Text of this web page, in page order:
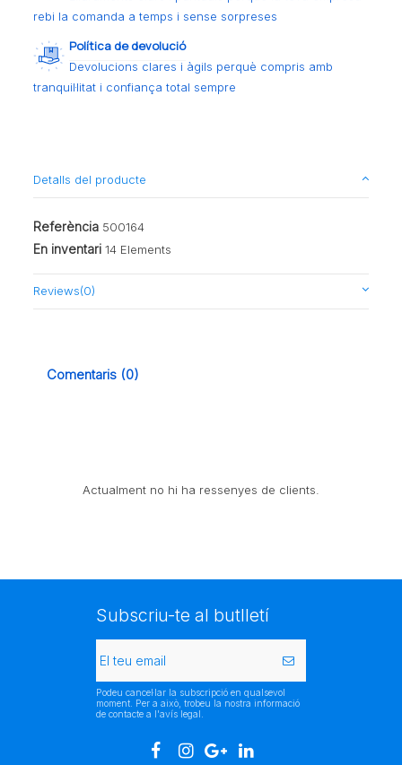
rebi la comanda a temps i sense sorpreses
Política de devolució
Devolucions clares i àgils perquè compris amb
tranquil·litat i confiança total sempre
Detalls del producte
Referència 500164
En inventari 14 Elements
Reviews(0)
Comentaris (0)
Actualment no hi ha ressenyes de clients.
Subscriu-te al butlletí
Podeu cancel·lar la subscripció en qualsevol
moment. Per a això, trobeu la nostra informació
de contacte a l'avís legal.